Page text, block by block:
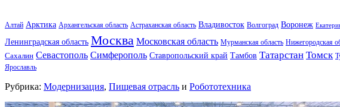
Алтай Арктика Архангельская область Астраханская область Владивосток Волгоград Воронеж
Ленинградская область Москва Московская область Мурманская область Нижегородская
Сахалин Севастополь Симферополь Ставропольский край Тамбов Татарстан Томск
Ярославль
Рубрика: Модернизация, Пищевая отрасль и Робототехника